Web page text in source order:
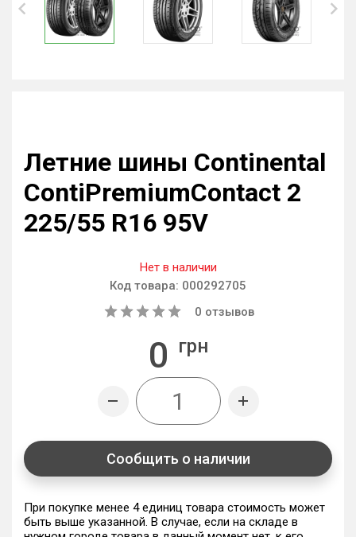
Летние шины Continental
ContiPremiumContact 2
225/55 R16 95V
Нет в наличии
Код товара: 000292705
0 отзывов
0 грн
Сообщить о наличии
При покупке менее 4 единиц товара стоимость может
быть выше указанной. В случае, если на складе в